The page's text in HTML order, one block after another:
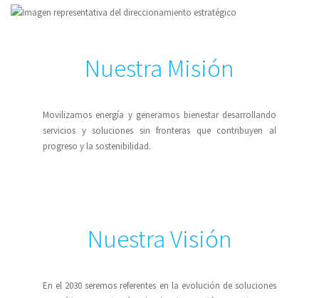
Nuestra Misión
Movilizamos energía y generamos bienestar desarrollando
servicios y soluciones sin fronteras que contribuyen al
progreso y la sostenibilidad.
Nuestra Visión
En el 2030 seremos referentes en la evolución de soluciones